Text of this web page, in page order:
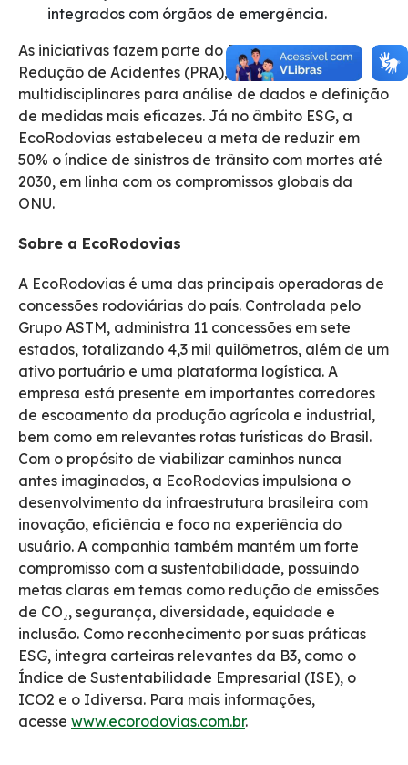
integrados com órgãos de emergência.
As iniciativas fazem parte do Programa de
Redução de Acidentes (PRA), que reúne equipes
multidisciplinares para análise de dados e definição
de medidas mais eficazes. Já no âmbito ESG, a
EcoRodovias estabeleceu a meta de reduzir em
50% o índice de sinistros de trânsito com mortes até
2030, em linha com os compromissos globais da
ONU.
Sobre a EcoRodovias
A EcoRodovias é uma das principais operadoras de
concessões rodoviárias do país. Controlada pelo
Grupo ASTM, administra 11 concessões em sete
estados, totalizando 4,3 mil quilômetros, além de um
ativo portuário e uma plataforma logística. A
empresa está presente em importantes corredores
de escoamento da produção agrícola e industrial,
bem como em relevantes rotas turísticas do Brasil.
Com o propósito de viabilizar caminhos nunca
antes imaginados, a EcoRodovias impulsiona o
desenvolvimento da infraestrutura brasileira com
inovação, eficiência e foco na experiência do
usuário. A companhia também mantém um forte
compromisso com a sustentabilidade, possuindo
metas claras em temas como redução de emissões
de CO₂, segurança, diversidade, equidade e
inclusão. Como reconhecimento por suas práticas
ESG, integra carteiras relevantes da B3, como o
Índice de Sustentabilidade Empresarial (ISE), o
ICO2 e o Idiversa. Para mais informações,
acesse www.ecorodovias.com.br.